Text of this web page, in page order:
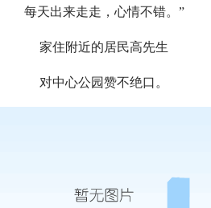
每天出来走走，心情不错。”
家住附近的居民高先生
对中心公园赞不绝口。